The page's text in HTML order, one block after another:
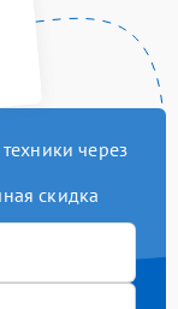
через
скидка